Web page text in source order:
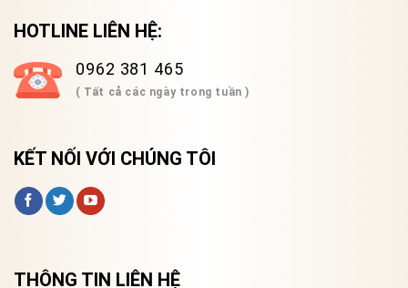
HOTLINE LIÊN HỆ:
0962 381 465
( Tất cả các ngày trong tuần )
KẾT NỐI VỚI CHÚNG TÔI
THÔNG TIN LIÊN HỆ